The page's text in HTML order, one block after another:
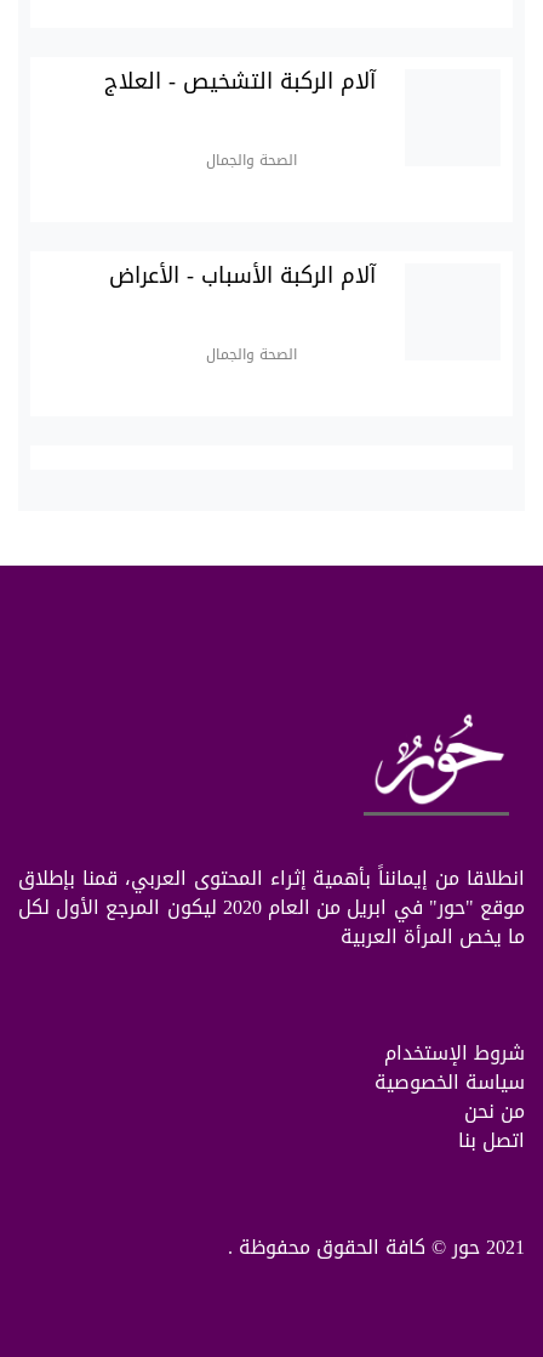
آلام الركبة التشخيص - العلاج
الصحة والجمال
آلام الركبة الأسباب - الأعراض
الصحة والجمال
انطلاقا من إيمانناً بأهمية إثراء المحتوى العربي، قمنا بإطلاق
موقع "حور" في ابريل من العام 2020 ليكون المرجع الأول لكل
ما يخص المرأة العربية
شروط الإستخدام
سياسة الخصوصية
من نحن
اتصل بنا
2021 حور © كافة الحقوق محفوظة .